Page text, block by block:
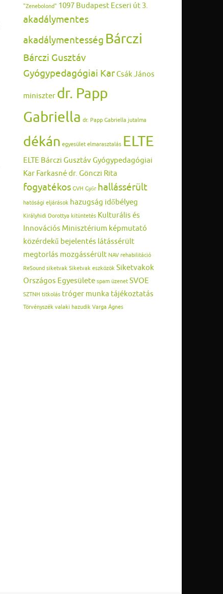
"Zenebolond" 1097 Budapest Ecseri út 3.
akadálymentes
akadálymentesség Bárczi
Bárczi Gusztáv
Gyógypedagógiai KarCsák János
miniszter dr. Papp
Gabriella dr. Papp Gabriella jutalma
dékán egyesület elmarasztalás ELTE
ELTE Bárczi Gusztáv Gyógypedagógiai
Kar Farkasné dr. Gönczi Rita
fogyatékos GVH Győr hallássérült
hatósági eljárások hazugság időbélyeg
Királyhidi Dorottya kitüntetés Kulturális és
Innovációs Minisztérium képmutató
közérdekű bejelentés látássérült
megtorlás mozgássérült NAV rehabilitáció
ReSound siketvak Siketvak eszközök Siketvakok
Országos Egyesülete spam üzenet SVOE
SZTNH titkolás tróger munka tájékoztatás
Törvényszék valaki hazudik Varga Ágnes